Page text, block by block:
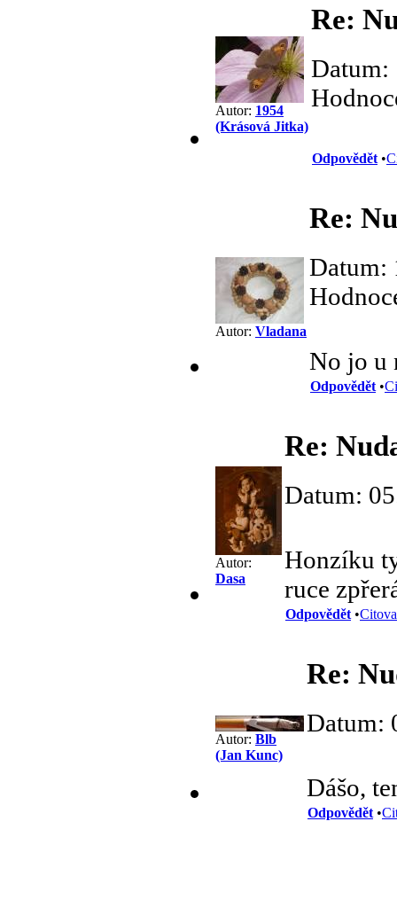
Autor: 1954
(Krásová Jitka)
Re:
Datum:
Odpovědět •
Autor: Vladana
Re:
Datum:
No jo u
Odpovědět •
Autor:
Dasa
Re:
Datum:
Honzíku
ruce
Odpovědět •
Autor: Blb
(Jan Kunc)
Re:
Datum:
Dášo,
Odpovědět •